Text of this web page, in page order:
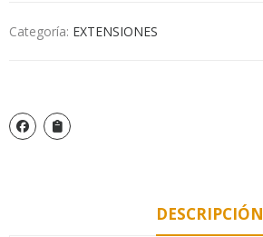
Categoría: EXTENSIONES
DESCRIPCIÓN